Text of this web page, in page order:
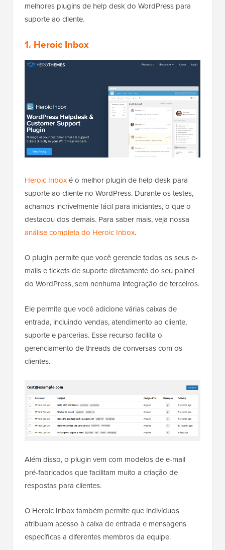
melhores plugins de help desk do WordPress para
suporte ao cliente.
1. Heroic Inbox
Heroic Inboxé o melhor plugin de help desk para
suporte ao cliente no WordPress. Durante os testes,
achamos incrivelmente fácil para iniciantes, o que o
destacou dos demais. Para saber mais, veja nossa
análise completa do Heroic Inbox.
O plugin permite que você gerencie todos os seus e-
mails e tickets de suporte diretamente do seu painel
do WordPress, sem nenhuma integração de terceiros.
Ele permite que você adicione várias caixas de
entrada, incluindo vendas, atendimento ao cliente,
suporte e parcerias. Esse recurso facilita o
gerenciamento de threads de conversas com os
clientes.
Além disso, o plugin vem com modelos de e-mail
pré-fabricados que facilitam muito a criação de
respostas para clientes.
O Heroic Inbox também permite que indivíduos
atribuam acesso à caixa de entrada e mensagens
específicas a diferentes membros da equipe.